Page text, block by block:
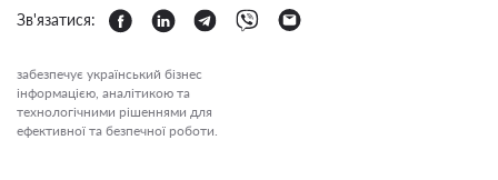
Зв'язатися:
забезпечує український бізнес
інформацією, аналітикою та
технологічними рішеннями для
ефективної та безпечної роботи.